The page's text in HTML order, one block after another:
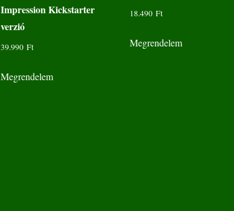
Impression Kickstarter
verzió
39.990 Ft
Megrendelem
18.490 Ft
Megrendelem